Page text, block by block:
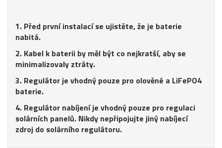
1. Před první instalací se ujistěte, že je baterie
nabitá.
2. Kabel k baterii by měl být co nejkratší, aby se
minimalizovaly ztráty.
3. Regulátor je vhodný pouze pro olověné a LiFePO4
baterie.
4. Regulátor nabíjení je vhodný pouze pro regulaci
solárních panelů. Nikdy nepřipojujte jiný nabíjecí
zdroj do solárního regulátoru.